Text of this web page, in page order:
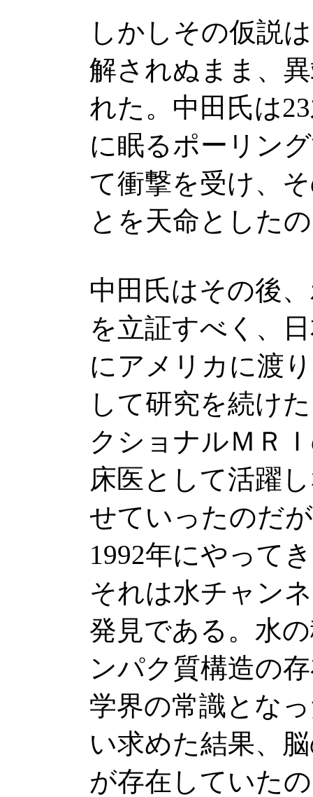
しかしその仮説
解されぬまま、
れた。中田氏は
に眠るポーリン
て衝撃を受け、
とを天命とした
中田氏はその後
を立証すべく、
にアメリカに渡
して研究を続け
クショナルＭＲ
床医として活躍
せていったのだ
1992年にやって
それは水チャン
発見である。水
ンパク質構造の
学界の常識とな
い求めた結果、
が存在していた